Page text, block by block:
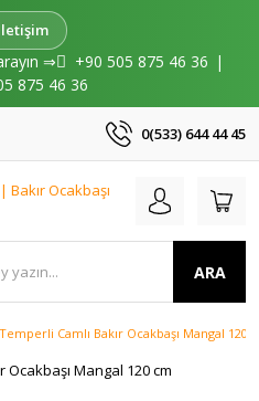
⇒ +90 505 875 46 36 |
875 46 36
0(533) 644 44 45
ARA
Temperli Camlı Bakır Ocakbaşı Mangal 120